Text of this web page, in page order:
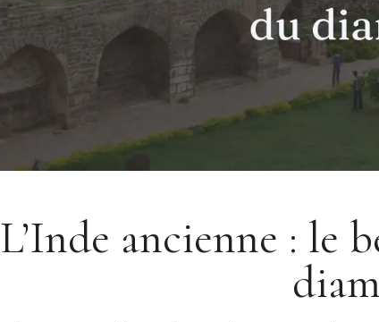
L’Inde ancienne : le